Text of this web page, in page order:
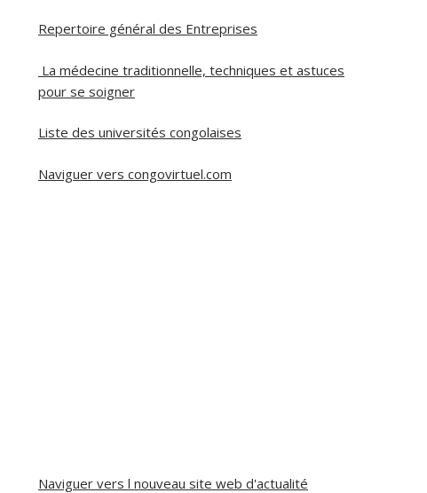
Repertoire général des Entreprises
La médecine traditionnelle, techniques et astuces
pour se soigner
Liste des universités congolaises
Naviguer vers congovirtuel.com
Naviguer vers l nouveau site web d'actualité